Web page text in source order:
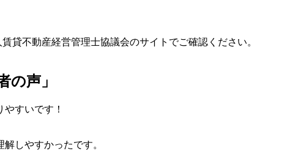
貸不動産経営管理士協議会のサイトでご確認ください。
の声」
すいです！
やすかったです。